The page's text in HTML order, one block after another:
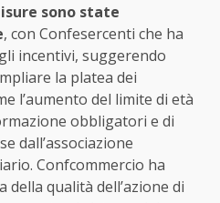
sono state
, con Confesercenti che ha
incentivi, suggerendo
la platea dei
l’aumento del limite di età
obbligatori e di
dall’associazione
Confcommercio ha
qualità dell’azione di